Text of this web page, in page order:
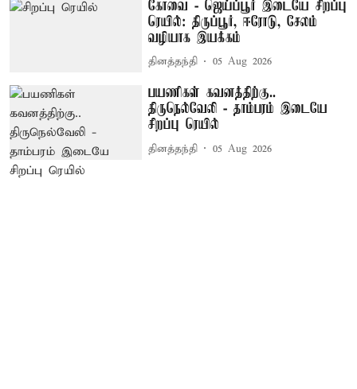
கோவை - ஜெய்ப்பூர் இடையே சிறப்பு
ரெயில்: திருப்பூர், ஈரோடு, சேலம்
வழியாக இயக்கம்
தினத்தந்தி 05 Aug 2026
பயணிகள் கவனத்திற்கு..
திருநெல்வேலி - தாம்பரம் இடையே
சிறப்பு ரெயில்
தினத்தந்தி 05 Aug 2026